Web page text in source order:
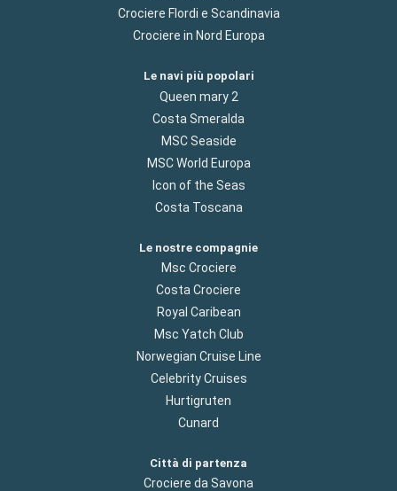
Crociere Flordi e Scandinavia
Crociere in Nord Europa
Le navi più popolari
Queen mary 2
Costa Smeralda
MSC Seaside
MSC World Europa
Icon of the Seas
Costa Toscana
Le nostre compagnie
Msc Crociere
Costa Crociere
Royal Caribean
Msc Yatch Club
Norwegian Cruise Line
Celebrity Cruises
Hurtigruten
Cunard
Città di partenza
Crociere da Savona